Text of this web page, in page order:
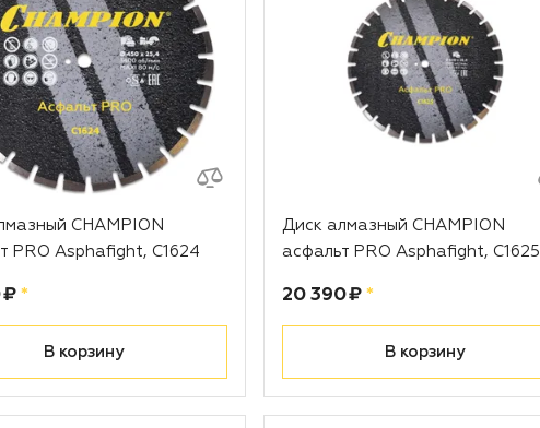
CHAMPION
PRO Asphafight, С1624
₽ рублей
*
В корзину
Диск алмазный CHAMPION
асфальт PRO Asphafight, С1625
Цена:
20 390 ₽ рублей
*
В корзину